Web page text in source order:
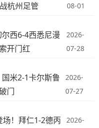
杭州足管
08-01
西6-4西悉尼漫
开门红
2026-
07-28
米2-1卡尔斯鲁
门
2026-
07-27
！拜仁1-2德丙
2026-